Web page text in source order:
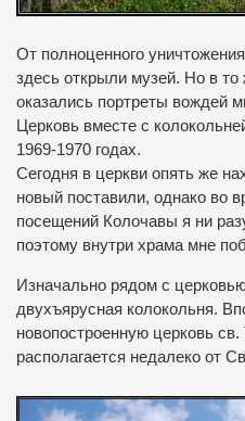
От полноценного
здесь открыли музей. Но в то
оказались портреты вождей
Церковь вместе с
1969-1970 годах.
Сегодня в церкви опять же
новый поставили, однако во
посещений Колочавы я ни
поэтому внутри храма мне
Изначально рядом с
двухъярусная колокольня.
новопостроенную церковь св.
располагается недалеко от